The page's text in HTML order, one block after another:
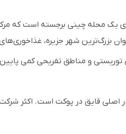
یک محله چینی برجسته است که
بزرگ‌ترین شهر جزیره،
تفریحی کمی پایین تر است. از جنبه منفی،
اصلی قایق در پوکت است. اکثر